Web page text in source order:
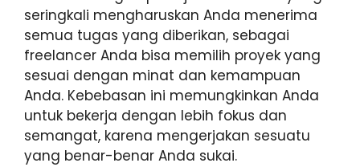
seringkali mengharuskan Anda menerima
semua tugas yang diberikan, sebagai
freelancer Anda bisa memilih proyek yang
sesuai dengan minat dan kemampuan
Anda. Kebebasan ini memungkinkan Anda
untuk bekerja dengan lebih fokus dan
semangat, karena mengerjakan sesuatu
yang benar-benar Anda sukai.